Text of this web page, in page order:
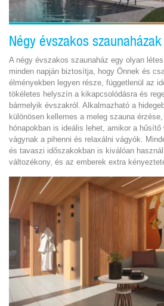
Négy évszakos szaunaházak
A négy évszakos szaunaház egy olyan
minden napján biztosítja, hogy Önnek és
élményekben legyen része, függetlenül az
tökéletes helyszín a kikapcsolódásra és
bármelyik évszakról. Alkalmazható a
különösen kellemes a meleg szauna
hónapokban is ideális lehet, amikor a
vágynak a pihenni és relaxálni vágyók.
és tavaszi időszakokban is kiválóan
változékony, és az emberek extra